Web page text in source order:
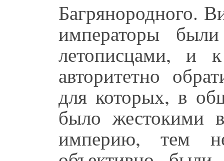
Багрянородного.
императоры
летописцами,
авторитетно
для которых, в
было жестокими
империю, тем